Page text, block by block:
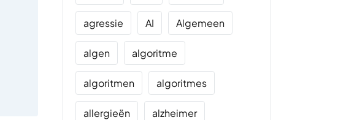
agressie AI Algemeen
algen algoritme
algoritmen algoritmes
allergieën alzheimer